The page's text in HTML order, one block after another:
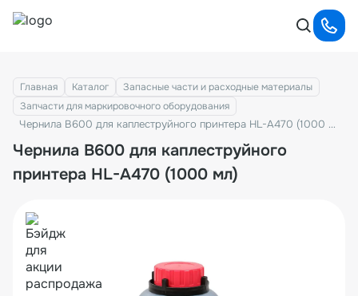
Главная Каталог
Запасные части и расходные материалы
Запчасти для маркировочного оборудования
Чернила B600 для каплеструйного принтера HL-A470 (1000 мл)
Чернила B600 для каплеструйного
принтера HL-A470 (1000 мл)